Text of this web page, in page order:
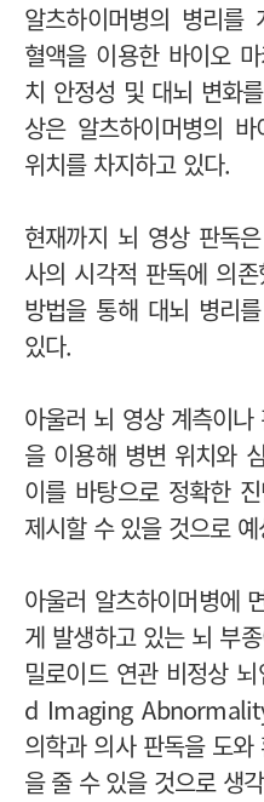
알츠하이머병의 병리를
혈액을 이용한 바이오
치 안정성 및 대뇌 변화
상은 알츠하이머병의
위치를 차지하고 있다.
현재까지 뇌 영상 판독
사의 시각적 판독에 의
방법을 통해 대뇌 병리
있다.
아울러 뇌 영상 계측이
을 이용해 병변 위치와
이를 바탕으로 정확한
제시할 수 있을 것으로 예
아울러 알츠하이머병에
게 발생하고 있는 뇌 부
밀로이드 연관 비정상
d Imaging
의학과 의사 판독을 도
을 줄 수 있을 것으로 생